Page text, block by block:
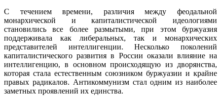
С течением времени, различия между феодальной
монархической и капиталистической идеологиями
становились все более размытыми, при этом буржуазия
поддерживала как либеральных, так и монархических
представителей интеллигенции. Несколько поколений
капиталистического развития в России оказали влияние на
интеллигенцию, в основном происходящую из дворянства,
которая стала естественным союзником буржуазии и крайне
правых радикалов. Антикоммунизм стал одним из наиболее
заметных проявлений их единства.